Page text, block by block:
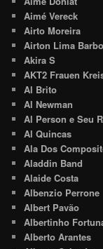
Aimé Vereck
Airto Moreira
Airton Lima
Akira S
AKT2 Frauen
Al Brito
Al Newman
Al Person e Seu
Al Quincas
Ala Dos
Aladdin Band
Alaide Costa
Albenzio Perrone
Albert Pavão
Albertinho
Alberto Arantes